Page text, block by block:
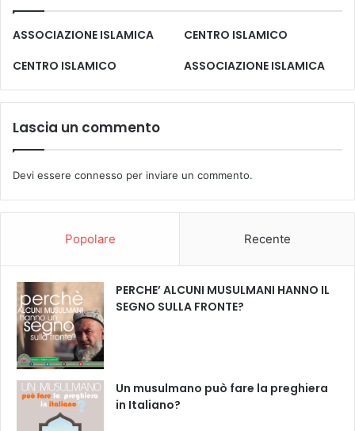
ASSOCIAZIONE ISLAMICA
CENTRO ISLAMICO
CENTRO ISLAMICO
ASSOCIAZIONE ISLAMICA
Lascia un commento
Devi essere connesso per inviare un commento.
Popolare Recente
PERCHE’ ALCUNI MUSULMANI HANNO IL
SEGNO SULLA FRONTE?
Un musulmano può fare la preghiera
in Italiano?